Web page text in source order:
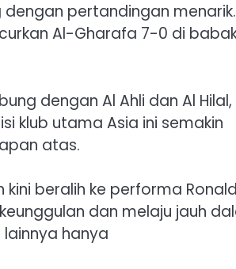
dengan pertandingan menarik.
Al-Gharafa 7-0 di
dengan Al Ahli dan Al Hilal,
klub utama Asia ini semakin
atas.
beralih ke performa
dan melaju jauh
hanya